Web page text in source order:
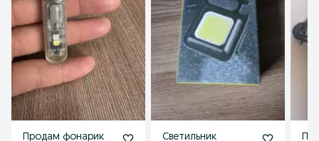
Продам фонарик Светильник